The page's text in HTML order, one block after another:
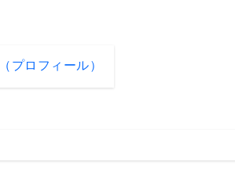
プロフィール）